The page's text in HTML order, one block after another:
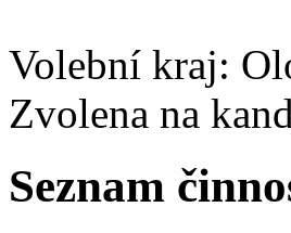
Volební kraj:
Zvolena na
Seznam